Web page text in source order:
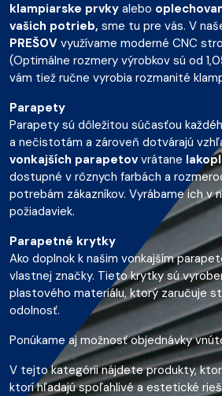
klampiarske prvky alebo
vašich potrieb, sme tu pre vás. V
PREŠOV využívame moderné CNC
(Optimálne rozmery výrobkov sú od
vám tiež ručne vyrobia rozmanité
Parapety
Parapety sú dôležitou súčasťou
a nečistotám a zároveň dotvárajú
vonkajších parapetov vrátane
dostupné v rôznych farbách a
potrebám zákazníkov. Vyrábame ich v
požiadaviek.
Parapetné krytky
Ako doplnok k našim vonkajším
vlastnej značky. Tieto krytky sú
plastového materiálu, ktorý zaručuje
odolnosť.
Ponúkame aj možnosť objednávky
V tejto kategórii nájdete produkty,
ktorí hľadajú spoľahlivé a estetické